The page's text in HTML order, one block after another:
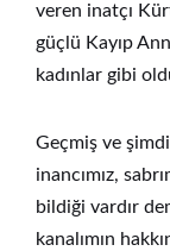
veren inatçı
güçlü Kayıp
kadınlar gibi
Geçmiş ve
inancımız,
bildiği vardır
kanalımın